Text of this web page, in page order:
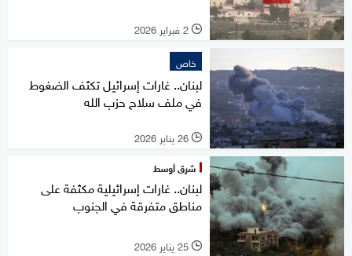
l 2 فبراير 2026
خاص
لبنان.. غارات إسرائيل تكثف الضغوط
في ملف سلاح حزب الله
l 26 يناير 2026
شرق أوسط
لبنان.. غارات إسرائيلية مكثفة على
مناطق متفرقة في الجنوب
l 25 يناير 2026